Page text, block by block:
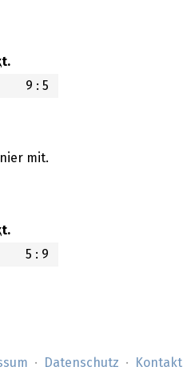
9 : 5
mit.
5 : 9
Datenschutz Kontakt